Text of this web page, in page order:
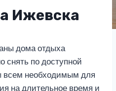
Ижевска
дома отдыха
снять по доступной
всем необходимым для
на длительное время и